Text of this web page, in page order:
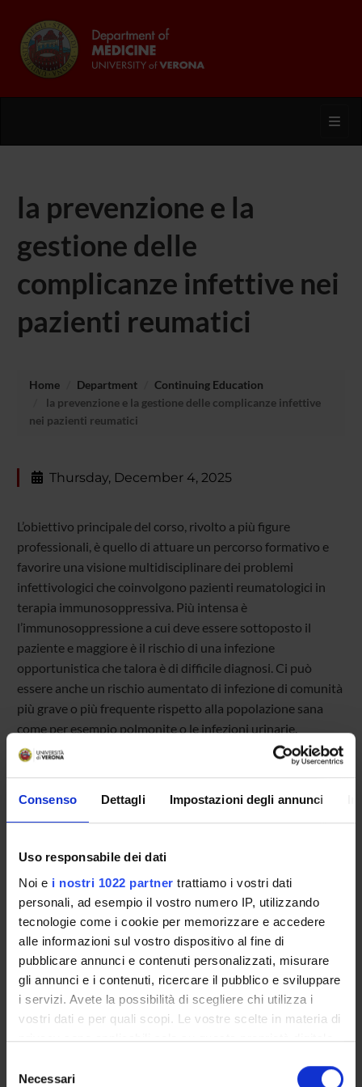
Consenso Dettagli Impostazioni degli annunci
Uso responsabile dei dati
Noi e i nostri 1022 partner trattiamo i vostri dati
personali, ad esempio il vostro numero IP, utilizzando
tecnologie come i cookie per memorizzare e accedere
alle informazioni sul vostro dispositivo al fine di
pubblicare annunci e contenuti personalizzati, misurare
gli annunci e i contenuti, ricercare il pubblico e sviluppare
i servizi. Avete la possibilità di scegliere chi utilizza i
vostri dati e per quali scopi. Le vostre scelte in materia di
privacy sono applicabili solo su questa proprietà digitale
modificare o revocare il proprio consenso in qualsiasi
delNecessari
la prevenzione e la
gestione delle
complicanze infettive nei
pazienti reumatici
Home Department
Continuing Education
la prevenzione e la gestione delle complicanze infettive
nei pazienti reumatici
Thursday, December 4, 2025
L’obiettivo principale del corso, rivolto a più figure
professionali, è quello di attuare un percorso formativo e
favorire una visione multidisciplinare dei problemi
infettivologici che coinvolgono pazienti reumatologici in
terapia immunosoppressiva. Più intensa è
l’immunosoppressione a cui deve essere sottoposto il
paziente e maggiore è il rischio di una infezione
opportunistica che talora è di difficile diagnosi. Ci può
essere anche un rischio aumentato di infezione di comunità
più grave o più frequente rispetto alla popolazione sana
come per esempio polmonite o le infezioni urinarie.
Programme Director
Antonio Carletto-Maurizio Rossini
Department
Medicine
ORGANISATION